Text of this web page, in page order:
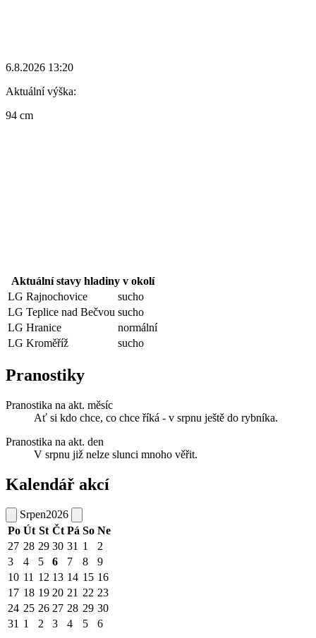
6.8.2026 13:20
Aktuální výška:
94 cm
Aktuální stavy hladiny v okolí
LG Rajnochovice
sucho
LG Teplice nad Bečvou sucho
LG Hranice
normální
LG Kroměříž
sucho
Pranostiky
Pranostika na akt. měsíc
Ať si kdo chce, co chce říká - v srpnu ještě do rybníka.
Pranostika na akt. den
V srpnu již nelze slunci mnoho věřit.
Kalendář akcí
Srpen2026
Po Út St Čt Pá So Ne
27 28 29 30 31 1
2
3
4 5 6 7 8
9
10 11 12 13 14 15 16
17 18 19 20 21 22 23
24 25 26 27 28 29 30
31 1 2 3 4 5 6